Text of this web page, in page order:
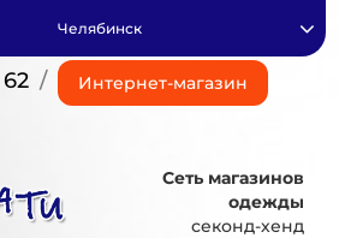
/ Интернет-магазин
Челябинск
Сеть магазинов
одежды
секонд-хенд